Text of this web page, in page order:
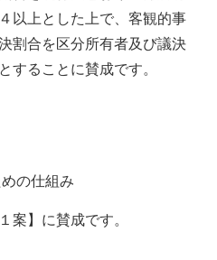
以上とした上で、客観的事
割合を区分所有者及び議決
することに賛成です。
の仕組み
案】に賛成です。